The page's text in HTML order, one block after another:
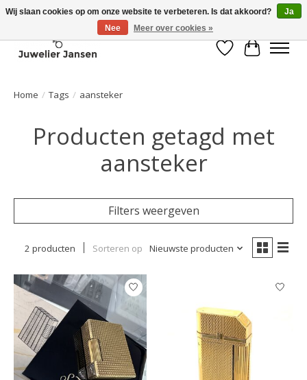
Verlanglijst
Home / Tags / aansteker
Producten getagd met
aansteker
Filters weergeven
2 producten Sorteren op Nieuwste producten
Wij slaan cookies op om onze website te verbeteren. Is dat akkoord?
Ja
Nee
Meer over cookies »